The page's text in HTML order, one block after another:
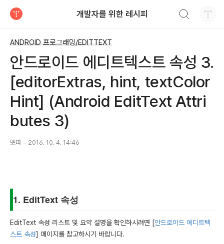
개발자를 위한 레시피
ANDROID 프로그래밍/EDITTEXT
안드로이드 에디트텍스트 속성 3.
[editorExtras, hint, textColor
Hint] (Android EditText Attri
butes 3)
뽀따 2016. 10. 4. 14:46
1. EditText 속성
EditText 속성 리스트 및 요약 설명을 확인하시려면 [안드로이드 에디트텍
스트 속성] 페이지를 참고하시기 바랍니다.